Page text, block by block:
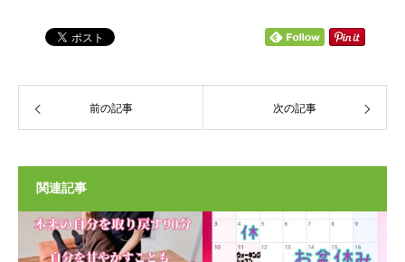
前の記事 次の記事
関連記事